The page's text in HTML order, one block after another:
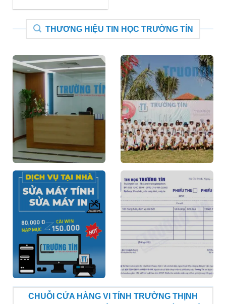
THƯƠNG HIỆU TIN HỌC TRƯỜNG TÍN
CHUỖI CỬA HÀNG VI TÍNH TRƯỜNG THỊNH